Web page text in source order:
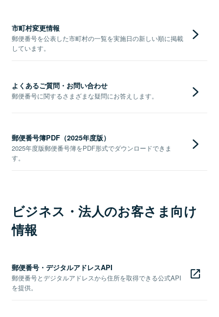
市町村変更情報
郵便番号を公表した市町村の一覧を実施日の新しい順に掲載
しています。
よくあるご質問・お問い合わせ
郵便番号に関するさまざまな疑問にお答えします。
郵便番号簿PDF（2025年度版）
2025年度版郵便番号簿をPDF形式でダウンロードできま
す。
ビジネス・法人のお客さま向け
情報
郵便番号・デジタルアドレスAPI
郵便番号とデジタルアドレスから住所を取得できる公式API
を提供。